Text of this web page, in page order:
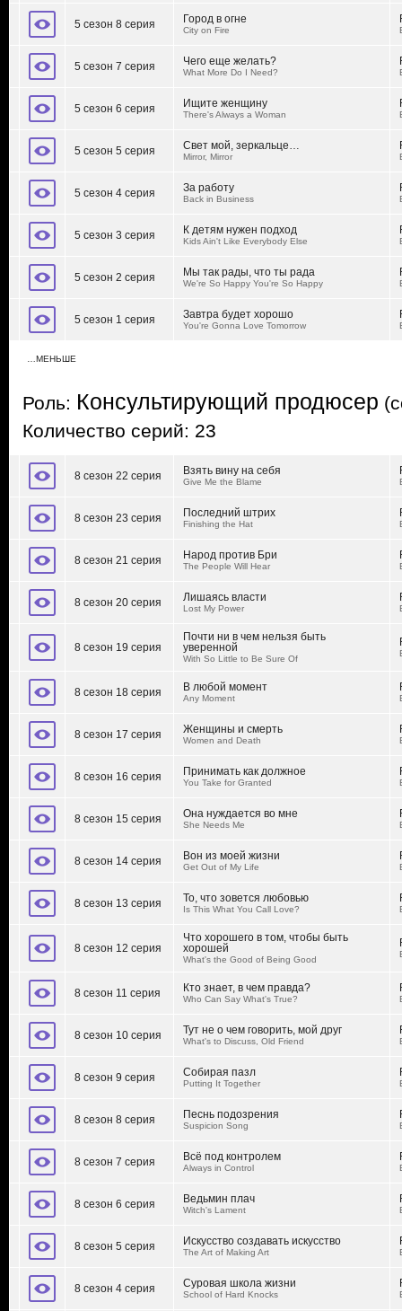
5 сезон 8 серия Город в огне
City on Fire
5 сезон 7 серия Чего еще желать?
What More Do I Need?
5 сезон 6 серия Ищите женщину
There's Always a Woman
5 сезон 5 серия Свет мой, зеркальце…
Mirror, Mirror
5 сезон 4 серия За работу
Back in Business
5 сезон 3 серия К детям нужен подход
Kids Ain't Like Everybody Else
5 сезон 2 серия Мы так рады, что ты рада
We're So Happy You're So Happy
5 сезон 1 серия Завтра будет хорошо
You're Gonna Love Tomorrow
…МЕНЬШЕ
Роль: Консультирующий продюсер
Количество серий: 23
8 сезон 22 серия Взять вину на себя
Give Me the Blame
8 сезон 23 серия Последний штрих
Finishing the Hat
8 сезон 21 серия Народ против Бри
The People Will Hear
8 сезон 20 серия Лишаясь власти
Lost My Power
8 сезон 19 серия
Почти ни в чем нельзя быть
уверенной
With So Little to Be Sure Of
8 сезон 18 серия В любой момент
Any Moment
8 сезон 17 серия Женщины и смерть
Women and Death
8 сезон 16 серия Принимать как должное
You Take for Granted
8 сезон 15 серия Она нуждается во мне
She Needs Me
8 сезон 14 серия Вон из моей жизни
Get Out of My Life
8 сезон 13 серия То, что зовется любовью
Is This What You Call Love?
8 сезон 12 серия
Что хорошего в том, чтобы быть
хорошей
What's the Good of Being Good
8 сезон 11 серия Кто знает, в чем правда?
Who Can Say What's True?
8 сезон 10 серия Тут не о чем говорить, мой друг
What's to Discuss, Old Friend
8 сезон 9 серия Собирая пазл
Putting It Together
8 сезон 8 серия Песнь подозрения
Suspicion Song
8 сезон 7 серия Всё под контролем
Always in Control
8 сезон 6 серия Ведьмин плач
Witch's Lament
8 сезон 5 серия Искусство создавать искусство
The Art of Making Art
8 сезон 4 серия Суровая школа жизни
School of Hard Knocks